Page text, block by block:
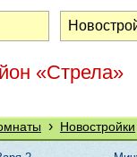
«Стрела»
› Новостройки